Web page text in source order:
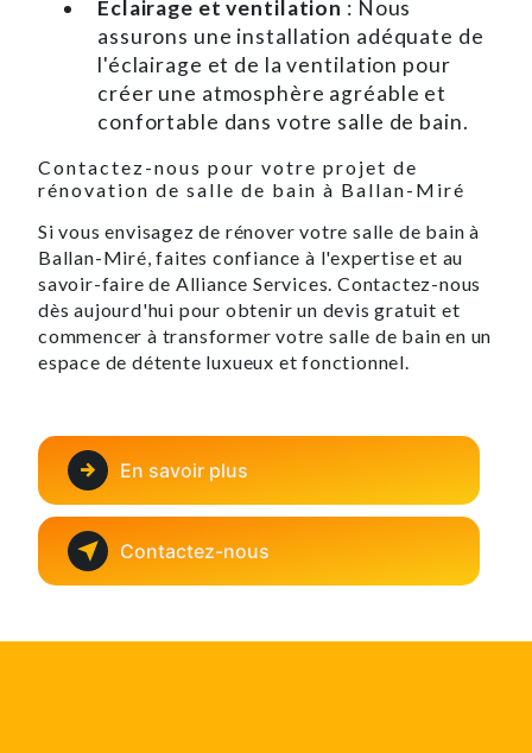
Éclairage et ventilation : Nous
assurons une installation adéquate de
l'éclairage et de la ventilation pour
créer une atmosphère agréable et
confortable dans votre salle de bain.
Contactez-nous pour votre projet de
rénovation de salle de bain à Ballan-Miré
Si vous envisagez de rénover votre salle de bain à
Ballan-Miré, faites confiance à l'expertise et au
savoir-faire de Alliance Services. Contactez-nous
dès aujourd'hui pour obtenir un devis gratuit et
commencer à transformer votre salle de bain en un
espace de détente luxueux et fonctionnel.
En savoir plus
Contactez-nous